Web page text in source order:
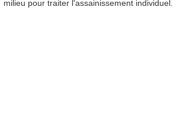
milieu pour traiter l'assainissement individuel.